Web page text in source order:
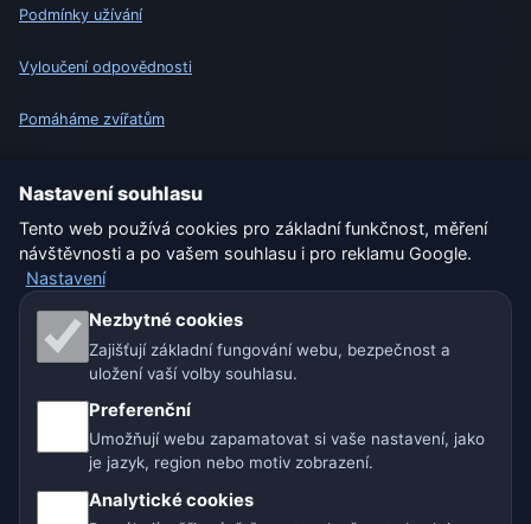
Podmínky užívání
Vyloučení odpovědnosti
Pomáháme zvířatům
Nastavení
Naše weby o počasí:
🇨🇿 Česko 🇭🇷 Chorvatsko 🇧🇬 Bulharsko
🇩🇪🇦🇹🇨🇭 Německo / Rakousko / Švýcarsko
🌎 Latinská Amerika a Španělsko
🇮🇳 Jižní a jihovýchodní Asie
Nastavení souhlasu
Tento web používá cookies pro základní funkčnost, měření
návštěvnosti a po vašem souhlasu i pro reklamu Google.
Nastavení
Nezbytné cookies
Zajišťují základní fungování webu, bezpečnost a
uložení vaší volby souhlasu.
Preferenční
Umožňují webu zapamatovat si vaše nastavení, jako
je jazyk, region nebo motiv zobrazení.
Analytické cookies